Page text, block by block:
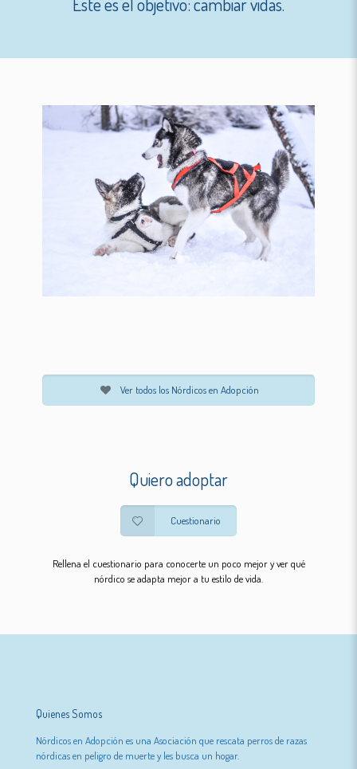
Ver todos los Nórdicos en Adopción
Quiero adoptar
Cuestionario
Rellena el cuestionario para conocerte un poco mejor y ver qué
nórdico se adapta mejor a tu estilo de vida.
Quienes Somos
Nórdicos en Adopción es una Asociación que rescata perros de razas
nórdicas en peligro de muerte y les busca un hogar.